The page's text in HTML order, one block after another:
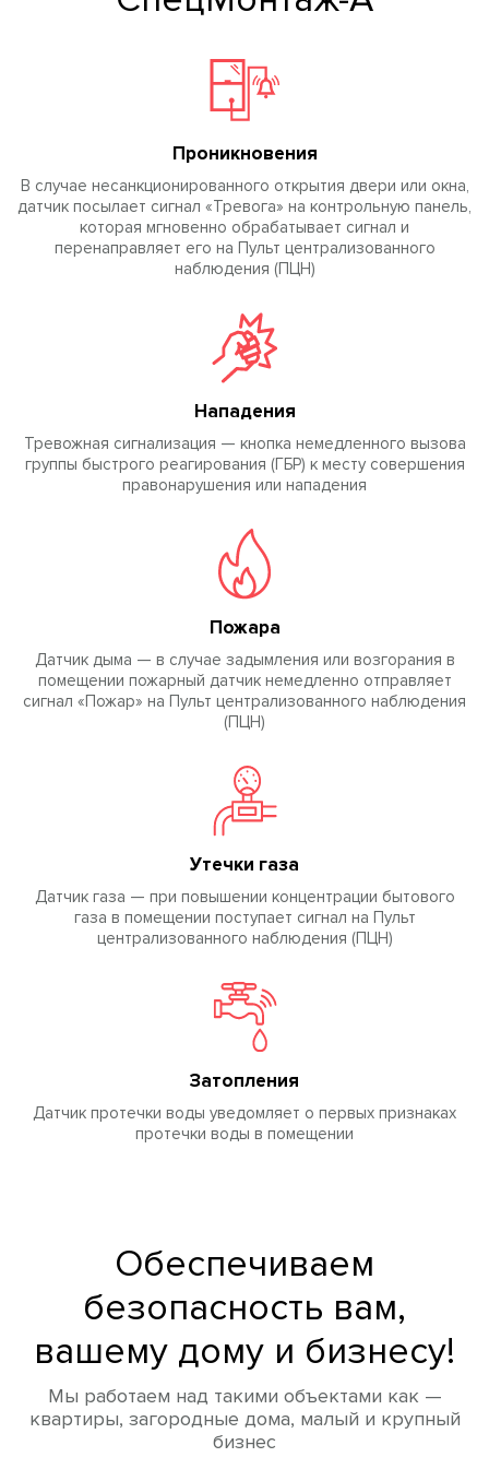
Проникновения
В случае несанкционированного открытия двери или окна,
датчик посылает сигнал «Тревога» на контрольную панель,
которая мгновенно обрабатывает сигнал и
перенаправляет его на Пульт централизованного
наблюдения (ПЦН)
Нападения
Тревожная сигнализация — кнопка немедленного вызова
группы быстрого реагирования (ГБР) к месту совершения
правонарушения или нападения
Пожара
Датчик дыма — в случае задымления или возгорания в
помещении пожарный датчик немедленно отправляет
сигнал «Пожар» на Пульт централизованного наблюдения
(ПЦН)
Утечки газа
Датчик газа — при повышении концентрации бытового
газа в помещении поступает сигнал на Пульт
централизованного наблюдения (ПЦН)
Затопления
Датчик протечки воды уведомляет о первых признаках
протечки воды в помещении
Обеспечиваем
безопасность вам,
вашему дому и бизнесу!
Мы работаем над такими объектами как —
квартиры, загородные дома, малый и крупный
бизнес